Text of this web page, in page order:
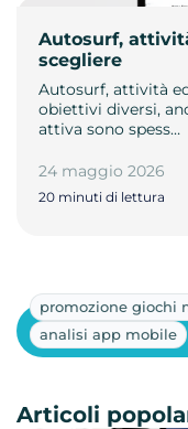
Autosurf,
scegliere
Autosurf, attività
obiettivi diversi,
attiva sono spess…
24 maggio 2026
20 minuti di lettura
promozione giochi
analisi app mobile
Articoli